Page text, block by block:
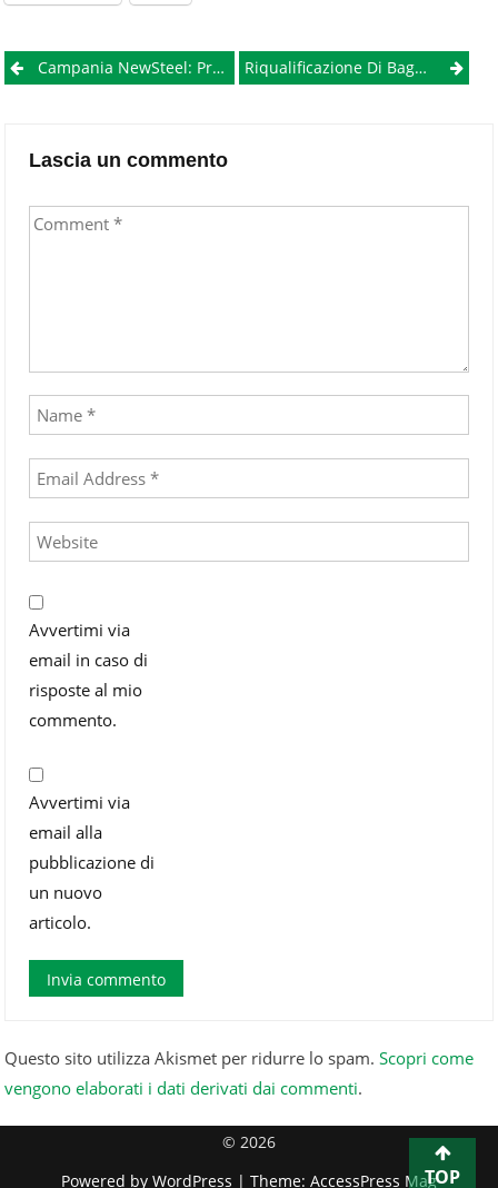
PostCampania NewSteel: Primo Incubatore Del Mezzogiorno Certificato Dal MISE Riqualificazione Di Bagnoli: Governo, Regione E Comune Firmano L’accordo
Lascia un commento
Avvertimi via
email in caso di
risposte al mio
commento.
Avvertimi via
email alla
pubblicazione di
un nuovo
articolo.
Questo sito utilizza Akismet per ridurre lo spam.Scopri come
vengono elaborati i dati derivati dai commenti.
© 2026
Powered by WordPress | Theme: AccessPress MagTOP